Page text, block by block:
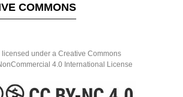
COMMONS
licensed under a Creative Commons
4.0 International License